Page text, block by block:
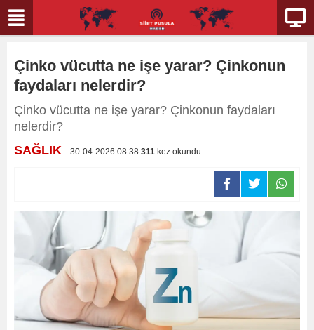
Çinko vücutta ne işe yarar? Çinkonun
faydaları nelerdir?
Çinko vücutta ne işe yarar? Çinkonun faydaları
nelerdir?
SAĞLIK - 30-04-2026 08:38 311 kez okundu.